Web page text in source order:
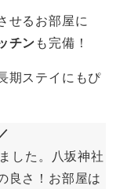
せるお部屋に
チンも完備！
期ステイにもぴ
した。八坂神社
良さ！お部屋は